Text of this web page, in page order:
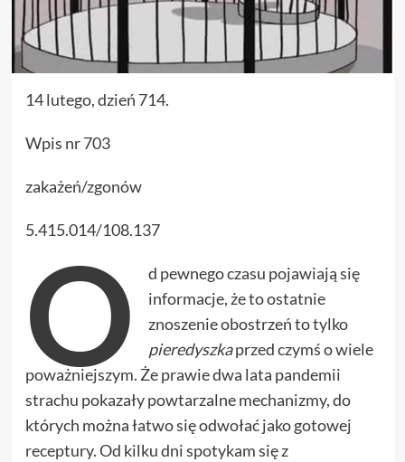
14 lutego, dzień 714.
Wpis nr 703
zakażeń/zgonów
5.415.014/108.137
O
d pewnego czasu pojawiają się
informacje, że to ostatnie
znoszenie obostrzeń to tylko
pieredyszkaprzed czymś o wiele
poważniejszym. Że prawie dwa lata pandemii
strachu pokazały powtarzalne mechanizmy, do
których można łatwo się odwołać jako gotowej
receptury. Od kilku dni spotykam się z